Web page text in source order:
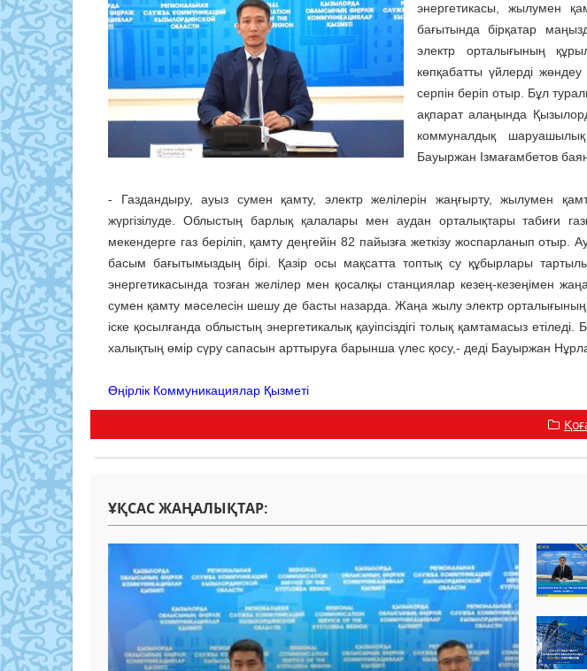
энергетикасы, жылумен
бағытында бірқатар
электр орталығының
көпқабатты үйлерді
серпін беріп отыр. Бұл
ақпарат алаңында
коммуналдық
Бауыржан Ізмағамбетов
- Газдандыру, ауыз сумен қамту, электр желілерін жаңғырту, жылумен
жүргізілуде. Облыстың барлық қалалары мен аудан орталықтары табиғи
мекендерге газ беріліп, қамту деңгейін 82 пайызға жеткізу жоспарланып отыр.
басым бағытымыздың бірі. Қазір осы мақсатта топтық су құбырлары
энергетикасында тозған желілер мен қосалқы станциялар кезең-кезеңімен
сумен қамту мәселесін шешу де басты назарда. Жаңа жылу электр
іске қосылғанда облыстың энергетикалық қауіпсіздігі толық қамтамасыз
халықтың өмір сүру сапасын арттыруға барынша үлес қосу,- деді Бауыржан
Өңірлік Коммуникациялар Қызметі
ҰҚСАС ЖАҢАЛЫҚТАР: